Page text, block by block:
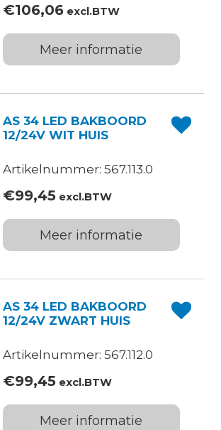
€106,06excl.BTW
Meer informatie
AS 34 LED BAKBOORD
12/24V WIT HUIS
Artikelnummer: 567.113.0
€99,45excl.BTW
Meer informatie
AS 34 LED BAKBOORD
12/24V ZWART HUIS
Artikelnummer: 567.112.0
€99,45excl.BTW
Meer informatie